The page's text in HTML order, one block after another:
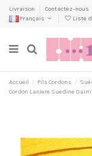
Livraison Contactez-nous
Français
Liste
Accueil Fils Cordons
Cordon Laniere Suedine